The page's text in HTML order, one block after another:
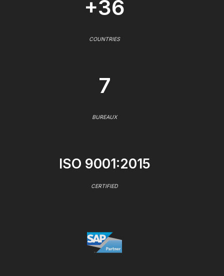
+36
COUNTRIES
7
BUREAUX
ISO 9001:2015
CERTIFIED